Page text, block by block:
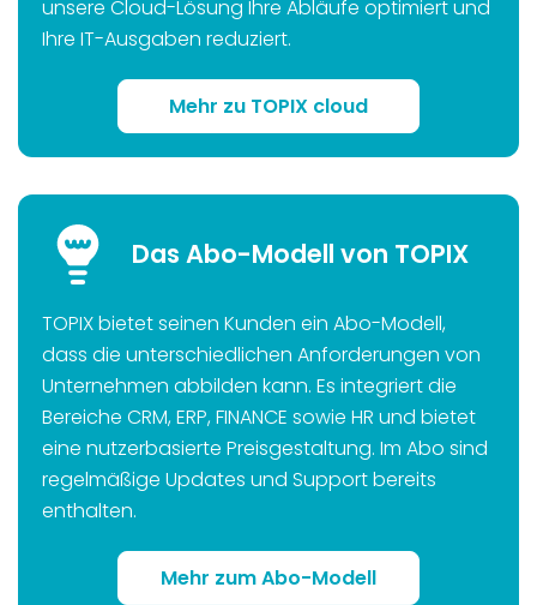
unsere Cloud-Lösung Ihre Abläufe optimiert und
Ihre IT-Ausgaben reduziert.
Mehr zu TOPIX cloud
Das Abo-Modell von TOPIX
TOPIX bietet seinen Kunden ein Abo-Modell,
dass die unterschiedlichen Anforderungen von
Unternehmen abbilden kann. Es integriert die
Bereiche CRM, ERP, FINANCE sowie HR und bietet
eine nutzerbasierte Preisgestaltung. Im Abo sind
regelmäßige Updates und Support bereits
enthalten.
Mehr zum Abo-Modell